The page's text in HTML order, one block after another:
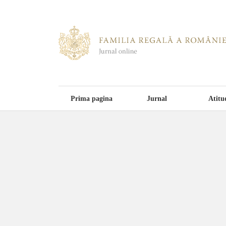
Prima pagina Jurnal